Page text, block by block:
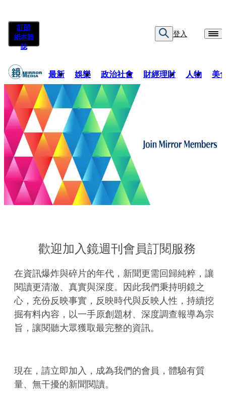
訂閱
紙本雜
誌
登入
最新 娛樂 政治社會 財經理財 人物 美
歡迎加入鏡週刊會員訂閱服務
在資訊爆炸與碎片的年代，新聞更需回歸純粹，讓
閱讀更清澈、真實與深度。因此我們秉持明鏡之
心，充份反映事實，反映時代與反映人性，持續挖
掘有料內容，以一手原創題材、深度調查報導為宗
旨，讓閱聽大眾獲取最完整的資訊。
現在，請立即加入，成為我們的會員，體驗有質
量、無干擾的新聞閱讀。